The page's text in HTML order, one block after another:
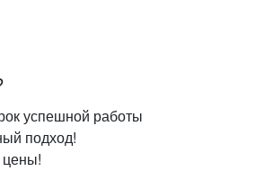
успешной работы
подход!
цены!